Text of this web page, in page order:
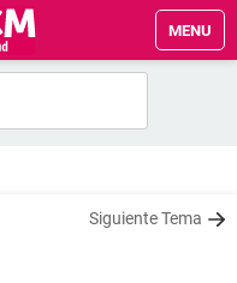
MENU
Siguiente Tema